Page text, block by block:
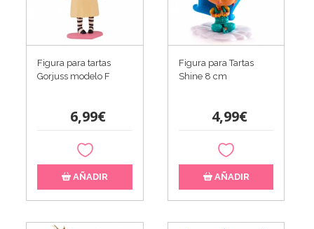
Figura para tartas
Gorjuss modelo F
6,99€
AÑADIR
Figura para Tartas
Shine 8 cm
4,99€
AÑADIR